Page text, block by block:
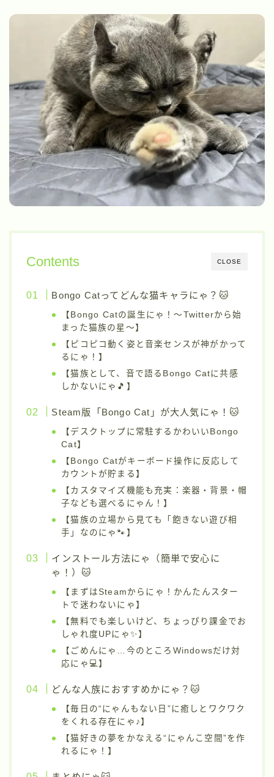
CLOSE
Contents
Bongo Catってどんな猫キャラにゃ？🐱
【Bongo Catの誕生にゃ！〜Twitterから始
まった猫族の星〜】
【ピコピコ動く姿と音楽センスが神がかって
るにゃ！】
【猫族として、音で語るBongo Catに共感
しかないにゃ🎵】
Steam版「Bongo Cat」が大人気にゃ！🐱
【デスクトップに常駐するかわいいBongo
Cat】
【Bongo Catがキーボード操作に反応して
カウントが貯まる】
【カスタマイズ機能も充実：楽器・背景・帽
子なども選べるにゃん！】
【猫族の立場から見ても「飽きない遊び相
手」なのにゃ🐾】
インストール方法にゃ（簡単で安心に
ゃ！）🐱
【まずはSteamからにゃ！かんたんスター
トで迷わないにゃ】
【無料でも楽しいけど、ちょっぴり課金でお
しゃれ度UPにゃ✨】
【ごめんにゃ…今のところWindowsだけ対
応にゃ💻】
どんな人族におすすめかにゃ？🐱
【毎日の“にゃんもない日”に癒しとワクワク
をくれる存在にゃ♪】
【猫好きの夢をかなえる“にゃんこ空間”を作
れるにゃ！】